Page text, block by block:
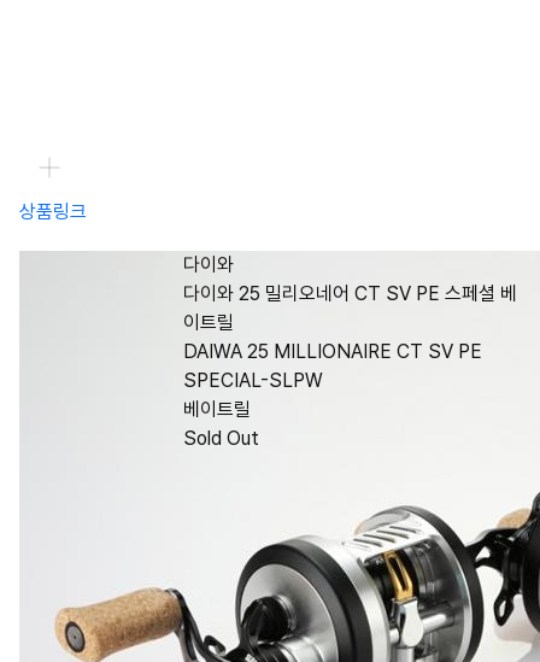
상품링크
다이와
다이와 25 밀리오네어 CT SV PE 스페셜 베
이트릴
DAIWA 25 MILLIONAIRE CT SV PE
SPECIAL-SLPW
베이트릴
Sold Out